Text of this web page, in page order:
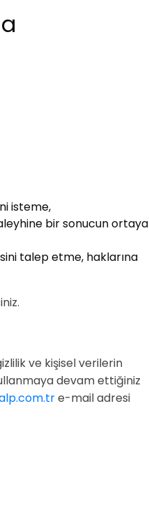
isteme,
bir sonucun ortaya
talep etme, haklarına
ve kişisel verilerin
devam ettiğiniz
e-mail adresi